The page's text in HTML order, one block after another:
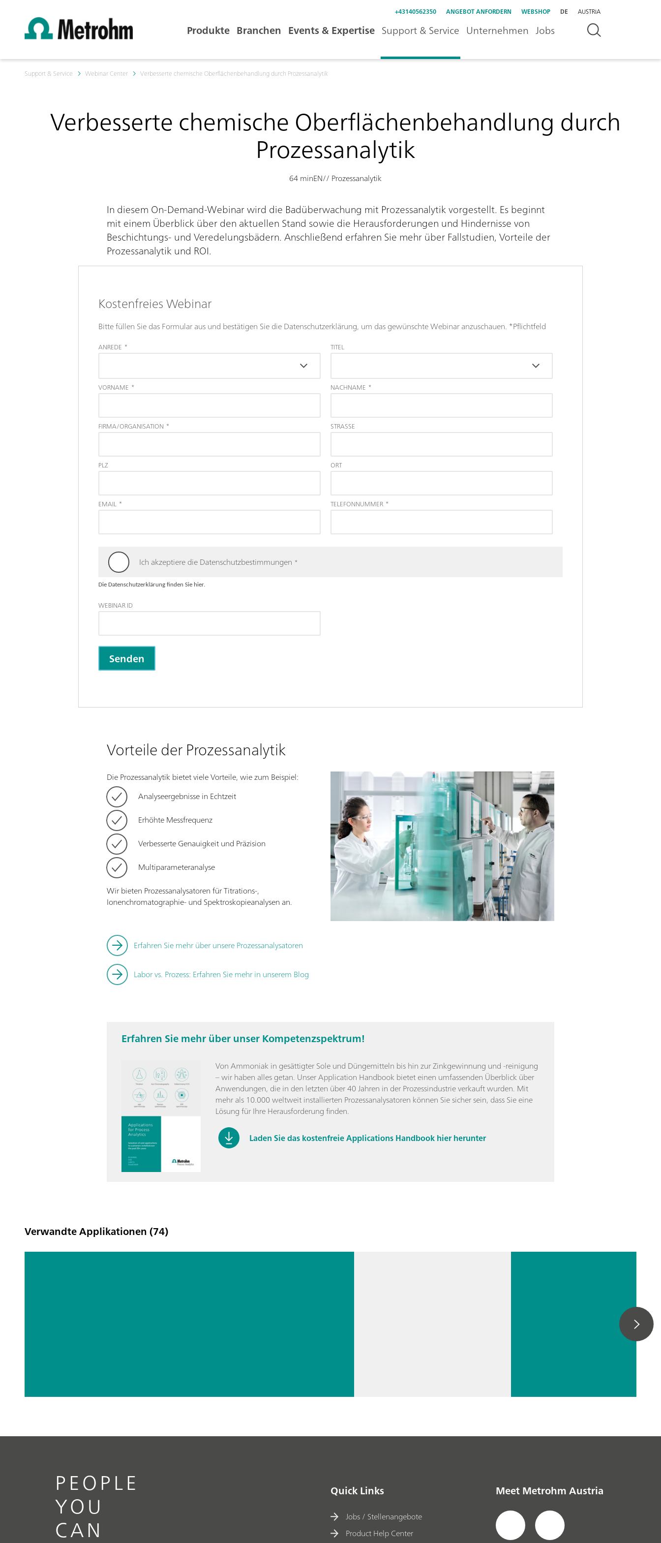
+43140562350 ANGEBOT ANFORDERN WEBSHOP DE AUSTRIA
Produkte Branchen Events & Expertise Support & Service Unternehmen Jobs
Support & Service Webinar Center Verbesserte chemische Oberflächenbehandlung durch Prozessanalytik
Verbesserte chemische Oberflächenbehandlung durch
Prozessanalytik
64 minEN// Prozessanalytik
In diesem On-Demand-Webinar wird die Badüberwachung mit Prozessanalytik vorgestellt. Es beginnt
mit einem Überblick über den aktuellen Stand sowie die Herausforderungen und Hindernisse von
Beschichtungs- und Veredelungsbädern. Anschließend erfahren Sie mehr über Fallstudien, Vorteile der
Prozessanalytik und ROI.
Kostenfreies Webinar
Bitte füllen Sie das Formular aus und bestätigen Sie die Datenschutzerklärung, um das gewünschte Webinar anzuschauen. *Pflichtfeld
ANREDE * TITEL
VORNAME * NACHNAME *
FIRMA/ORGANISATION * STRASSE
PLZ ORT
EMAIL * TELEFONNUMMER *
Ich akzeptiere die Datenschutzbestimmungen *
Die Datenschutzerklärung finden Sie hier.
WEBINAR ID
Vorteile der Prozessanalytik
Die Prozessanalytik bietet viele Vorteile, wie zum Beispiel:
Analyseergebnisse in Echtzeit
Erhöhte Messfrequenz
Verbesserte Genauigkeit und Präzision
Multiparameteranalyse
Wir bieten Prozessanalysatoren für Titrations-,
Ionenchromatographie- und Spektroskopieanalysen an.
Erfahren Sie mehr über unsere Prozessanalysatoren
Labor vs. Prozess: Erfahren Sie mehr in unserem Blog
Erfahren Sie mehr über unser Kompetenzspektrum!
Von Ammoniak in gesättigter Sole und Düngemitteln bis hin zur Zinkgewinnung und -reinigung
– wir haben alles getan. Unser Application Handbook bietet einen umfassenden Überblick über
Anwendungen, die in den letzten über 40 Jahren in der Prozessindustrie verkauft wurden. Mit
mehr als 10.000 weltweit installierten Prozessanalysatoren können Sie sicher sein, dass Sie eine
Lösung für Ihre Herausforderung finden.
Laden Sie das kostenfreie Applications Handbook hier herunter
Verwandte Applikationen (74)
PEOPLE
YOU
CAN
Quick Links
Jobs / Stellenangebote
Product Help Center
Meet Metrohm Austria